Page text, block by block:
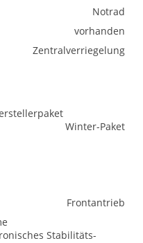
Notrad
vorhanden
Zentralverriegelung
Winter-Paket
Frontantrieb
Stabilitäts-